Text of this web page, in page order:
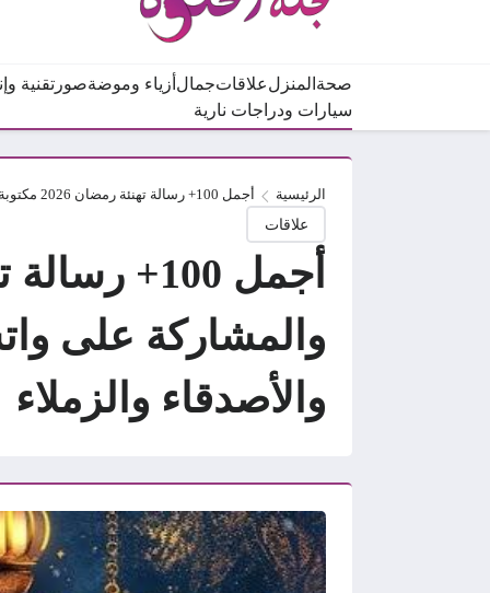
صحة المنزلعلاقاتجمال أزياء وموضةصور تقنية
سيارات ودراجات نارية
الرئيسية أجمل 100+ رسالة تهنئة رمضان 2026 مكتوبة وجاهزة للنسخ والمشاركة على واتساب وفيسبوك: عبارات جديدة ومؤثرة للأهل والأصدقاء والزملاء
علاقات
والمشاركة على
والأصدقاء والزملاء